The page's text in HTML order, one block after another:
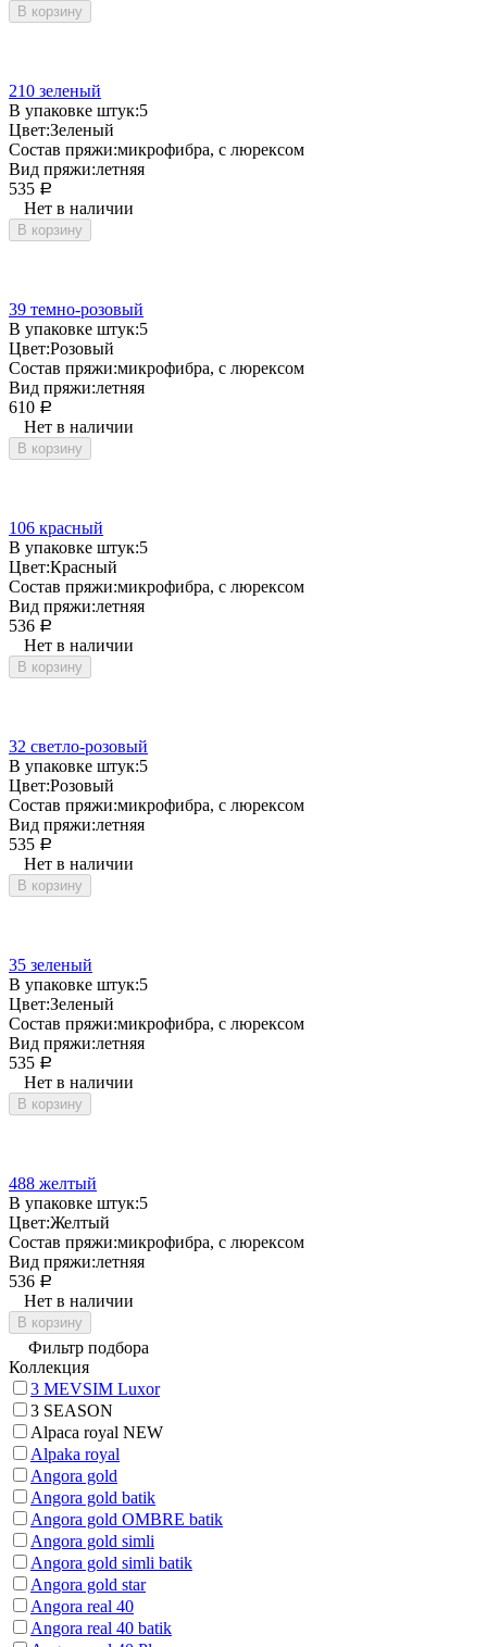
В корзину
210 зеленый
В упаковке штук:5
Цвет:Зеленый
Состав пряжи:микрофибра, с люрексом
Вид пряжи:летняя
535 Р
Нет в наличии
В корзину
39 темно-розовый
В упаковке штук:5
Цвет:Розовый
Состав пряжи:микрофибра, с люрексом
Вид пряжи:летняя
610 Р
Нет в наличии
В корзину
106 красный
В упаковке штук:5
Цвет:Красный
Состав пряжи:микрофибра, с люрексом
Вид пряжи:летняя
536 Р
Нет в наличии
В корзину
32 светло-розовый
В упаковке штук:5
Цвет:Розовый
Состав пряжи:микрофибра, с люрексом
Вид пряжи:летняя
535 Р
Нет в наличии
В корзину
35 зеленый
В упаковке штук:5
Цвет:Зеленый
Состав пряжи:микрофибра, с люрексом
Вид пряжи:летняя
535 Р
Нет в наличии
В корзину
488 желтый
В упаковке штук:5
Цвет:Желтый
Состав пряжи:микрофибра, с люрексом
Вид пряжи:летняя
536 Р
Нет в наличии
В корзину
Фильтр подбора
Коллекция
3 MEVSIM Luxor
3 SEASON
Alpaca royal NEW
Alpaka royal
Angora gold
Angora gold batik
Angora gold OMBRE batik
Angora gold simli
Angora gold simli batik
Angora gold star
Angora real 40
Angora real 40 batik